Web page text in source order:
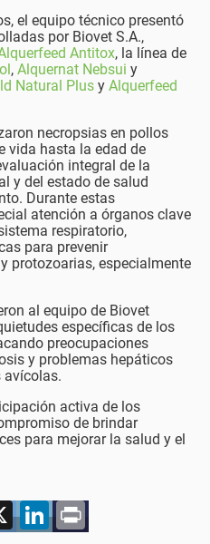
el equipo técnico presentó
por Biovet S.A.,
Antitox, la línea de
, Alquernat Nebsui y
Natural Plus y Alquerfeed
necropsias en pollos
vida hasta la edad de
integral de la
y del estado de salud
Durante estas
atención a órganos clave
respiratorio,
para prevenir
protozoarias, especialmente
al equipo de Biovet
específicas de los
preocupaciones
y problemas hepáticos
avícolas.
activa de los
de brindar
para mejorar la salud y el
X LinkedIn
Print